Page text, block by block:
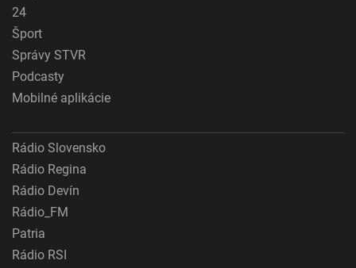
24
Šport
Správy STVR
Podcasty
Mobilné aplikácie
Rádio Slovensko
Rádio Regina
Rádio Devín
Rádio_FM
Patria
Rádio RSI